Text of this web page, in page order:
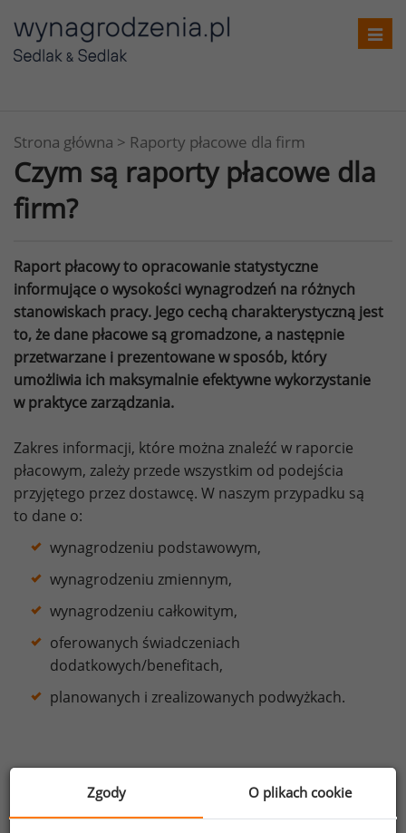
Strona główna > Raporty płacowe dla firm
Czym są raporty płacowe dla
firm?
Raport płacowy to opracowanie statystyczne
informujące o wysokości wynagrodzeń na różnych
stanowiskach pracy. Jego cechą charakterystyczną jest
to, że dane płacowe są gromadzone, a następnie
przetwarzane i prezentowane w sposób, który
umożliwia ich maksymalnie efektywne wykorzystanie
w praktyce zarządzania.
Zakres informacji, które można znaleźć w raporcie
płacowym, zależy przede wszystkim od podejścia
przyjętego przez dostawcę. W naszym przypadku są
to dane o:
wynagrodzeniu podstawowym,
wynagrodzeniu zmiennym,
wynagrodzeniu całkowitym,
oferowanych świadczeniach
dodatkowych/benefitach,
planowanych i zrealizowanych podwyżkach.
Do prezentacji danych wykorzystuje się podstawowe
i łatwe do zrozumienia miary statystyczne, takie
jak średnia, odchylenie standardowe, kwartyl, decyl
Zgody O plikach cookie